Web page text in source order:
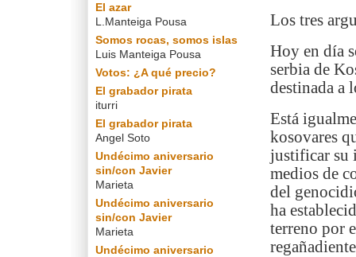
Los tres
Hoy en día
serbia de
destinada a
Está
kosovares
justificar su
medios de
del
ha
terreno por
El azar
L.Manteiga Pousa
Somos rocas, somos islas
Luis Manteiga Pousa
Votos: ¿A qué precio?
El grabador pirata
iturri
El grabador pirata
Angel Soto
Undécimo aniversario
sin/con Javier
Marieta
Undécimo aniversario
sin/con Javier
Marieta
Undécimo aniversario